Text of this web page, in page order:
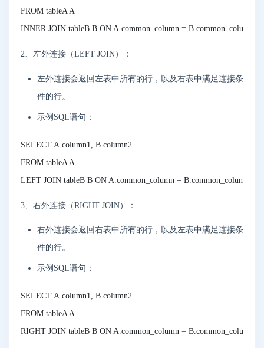
FROM tableA A
2、左外连接（LEFT JOIN）：
左外连接会返回左表中所有的行，以及右表中满足连接条
件的行。
示例SQL语句：
SELECT A.column1, B.column2
FROM tableA A
3、右外连接（RIGHT JOIN）：
右外连接会返回右表中所有的行，以及左表中满足连接条
件的行。
示例SQL语句：
SELECT A.column1, B.column2
FROM tableA A